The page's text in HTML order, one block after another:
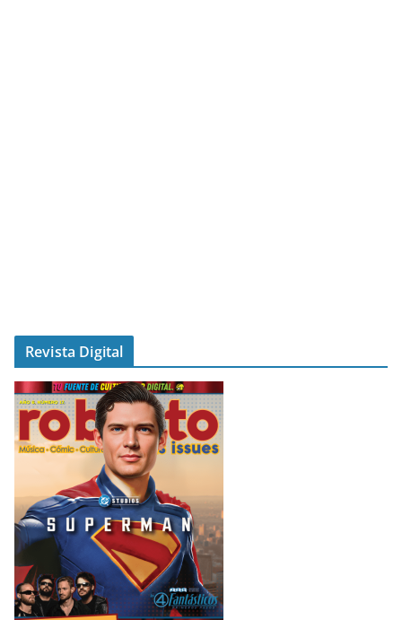
Revista Digital